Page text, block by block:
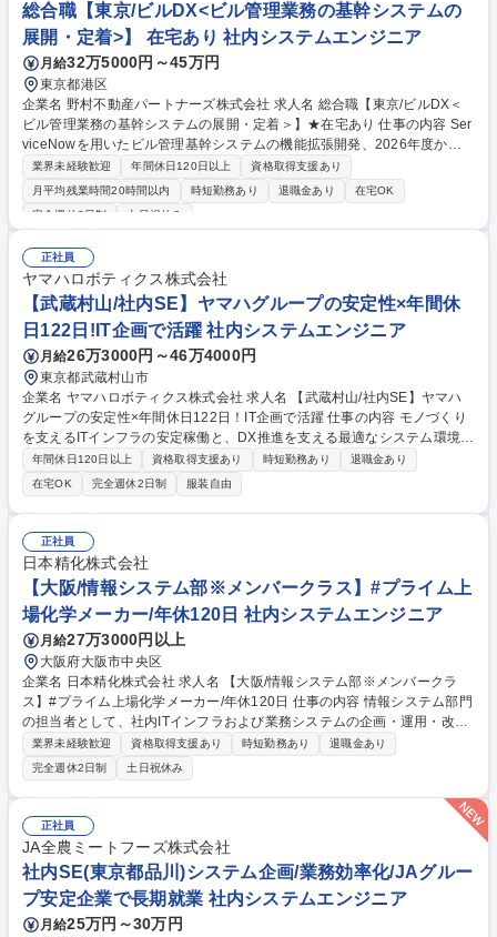
総合職【東京/ビルDX<ビル管理業務の基幹システムの
展開・定着>】 在宅あり 社内システムエンジニア
月給32万5000円～45万円
東京都港区
企業名 野村不動産パートナーズ株式会社 求人名 総合職【東京/ビルDX＜
ビル管理業務の基幹システムの展開・定着＞】★在宅あり 仕事の内容 Ser
viceNowを用いたビル管理基幹システムの機能拡張開発、2026年度から
の現場展開や業務移行、さらには効率的な保守体制および内製化基盤の構
築など、ビル部門のDXを牽引していただきます。 【業務詳細】各テーマ
のミッションに対し、チームで役割分担し取組んでいただきます。※個々
の稼働調整有。●【定型業務】N-BCX(ServiceNowで開発したビル管理業
務基幹システム)のユーザ側保守 ●【非定形業務】現場展開（トレーニン
グ、データ移行支援、業務移行支援）/保守phaseにおけるミドル改修業務
など 募集職種 総合職【東京/ビルDX＜ビル管理業務の基幹システムの展
開・定着＞】★在宅あり
業界未経験歓迎 年間休日120日以上
資格取得支援あり
月平均残業時間20時間以内
時短勤務あり 退職金あり
在宅OK
完全週休2日制
土日祝休み
正社員
ヤマハロボティクス株式会社
【武蔵村山/社内SE】ヤマハグループの安定性×年間休
日122日!IT企画で活躍 社内システムエンジニア
月給26万3000円～46万4000円
東京都武蔵村山市
企業名 ヤマハロボティクス株式会社 求人名 【武蔵村山/社内SE】ヤマハ
グループの安定性×年間休日122日！IT企画で活躍 仕事の内容 モノづくり
を支えるITインフラの安定稼働と、DX推進を支える最適なシステム環境の
構築・運用をリード。多様な部門と連携し、インフラのスペシャリストと
して現場の課題をITで解決する手応えを得られる環境です。 ■ITシステム
運用：Windows Server、各種アプリケーションの保守、利便性向上に向
けたユーザーサポート ■ネットワーク運用：LAN・WAN、インターネット
の保守・構築支援、トラブル発生時の迅速なインシデント対応 ■セキュリ
ティ対応：最新のセキュリティシステム運用・保守、脅威に対する防御・
対応策の実行 募集職種 【武蔵村山/社内SE】ヤマハグループの安定性×年
間休日122日！IT企画で活躍
年間休日120日以上 資格取得支援あり 時短勤務あり
退職金あり
在宅OK
完全週休2日制 服装自由
正社員
日本精化株式会社
【大阪/情報システム部※メンバークラス】#プライム上
場化学メーカー/年休120日 社内システムエンジニア
月給27万3000円以上
大阪府大阪市中央区
企業名 日本精化株式会社 求人名 【大阪/情報システム部※メンバークラ
ス】#プライム上場化学メーカー/年休120日 仕事の内容 情報システム部門
の担当者として、社内ITインフラおよび業務システムの企画・運用・改善
を担当いただきます。 【具体的に】・PC、各種IT機器の導入・管理・ネ
ットワークおよび情報セキュリティ対策の運用・生成AI（Microsoft Copil
ot等）の活用推進・社内ユーザーからの問い合わせ対応（ヘルプデス
ク）・基幹システムの運用保守および改善提案・Microsoft 365（Exchang
e Online、Teams、SharePoint等）の運用管理・ベンダー、システム開発
会社との調整 募集職種 【大阪/情報システム部※メンバークラス】#プラ
イム上場化学メーカー/年休120日
業界未経験歓迎 資格取得支援あり 時短勤務あり
退職金あり
完全週休2日制
土日祝休み
正社員
JA全農ミートフーズ株式会社
社内SE(東京都品川)システム企画/業務効率化/JAグルー
プ安定企業で長期就業 社内システムエンジニア
月給25万円～30万円